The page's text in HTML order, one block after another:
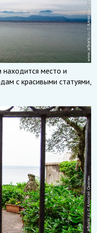
место и
с красивыми статуями,